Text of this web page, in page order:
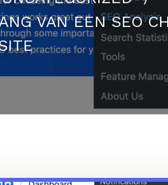
VAN EEN SEO